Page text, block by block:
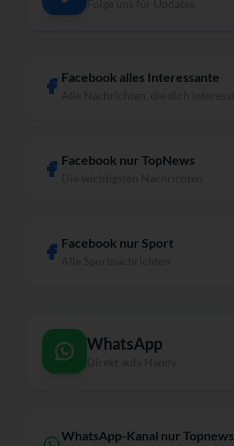
Facebook alles Interessante
Facebook nur TopNews
Facebook nur Sport
WhatsApp
WhatsApp-Kanal nur Topnews